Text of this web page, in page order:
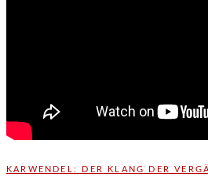
KARWENDEL: DER KLANG DER